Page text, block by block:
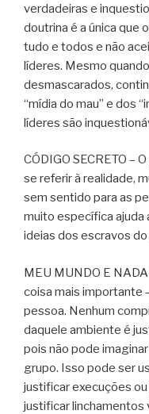
verdadeiras e
doutrina é a única que
tudo e todos e não
líderes. Mesmo
desmascarados,
“mídia do mau” e dos
líderes são
CÓDIGO SECRETO –
se referir à realidade,
sem sentido para as
muito específica ajuda
ideias dos escravos
MEU MUNDO E
coisa mais importante
pessoa. Nenhum
daquele ambiente é
pois não pode
grupo. Isso pode ser
justificar execuções
justificar linchamentos